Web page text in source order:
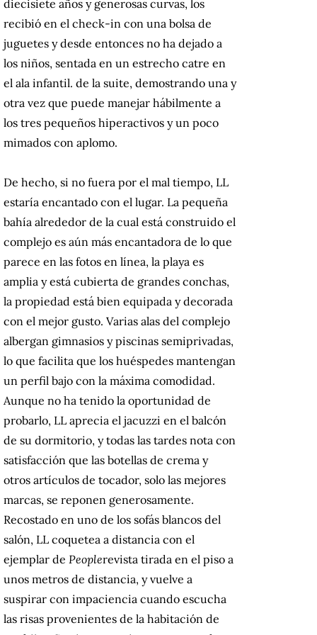
diecisiete años y generosas curvas, los
recibió en el check-in con una bolsa de
juguetes y desde entonces no ha dejado a
los niños, sentada en un estrecho catre en
el ala infantil. de la suite, demostrando una y
otra vez que puede manejar hábilmente a
los tres pequeños hiperactivos y un poco
mimados con aplomo.
De hecho, si no fuera por el mal tiempo, LL
estaría encantado con el lugar. La pequeña
bahía alrededor de la cual está construido el
complejo es aún más encantadora de lo que
parece en las fotos en línea, la playa es
amplia y está cubierta de grandes conchas,
la propiedad está bien equipada y decorada
con el mejor gusto. Varias alas del complejo
albergan gimnasios y piscinas semiprivadas,
lo que facilita que los huéspedes mantengan
un perfil bajo con la máxima comodidad.
Aunque no ha tenido la oportunidad de
probarlo, LL aprecia el jacuzzi en el balcón
de su dormitorio, y todas las tardes nota con
satisfacción que las botellas de crema y
otros artículos de tocador, solo las mejores
marcas, se reponen generosamente.
Recostado en uno de los sofás blancos del
salón, LL coquetea a distancia con el
ejemplar de Peoplerevista tirada en el piso a
unos metros de distancia, y vuelve a
suspirar con impaciencia cuando escucha
las risas provenientes de la habitación de